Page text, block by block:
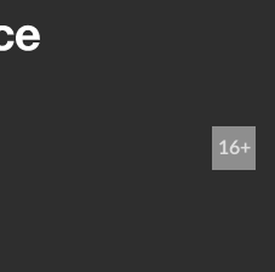
16+